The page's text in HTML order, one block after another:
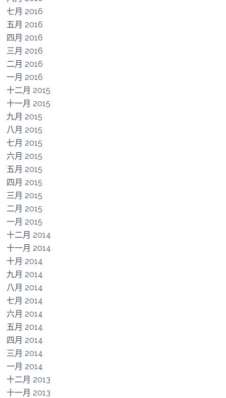
七月 2016
五月 2016
四月 2016
三月 2016
二月 2016
一月 2016
十二月 2015
十一月 2015
九月 2015
八月 2015
七月 2015
六月 2015
五月 2015
四月 2015
三月 2015
二月 2015
一月 2015
十二月 2014
十一月 2014
十月 2014
九月 2014
八月 2014
七月 2014
六月 2014
五月 2014
四月 2014
三月 2014
一月 2014
十二月 2013
十一月 2013